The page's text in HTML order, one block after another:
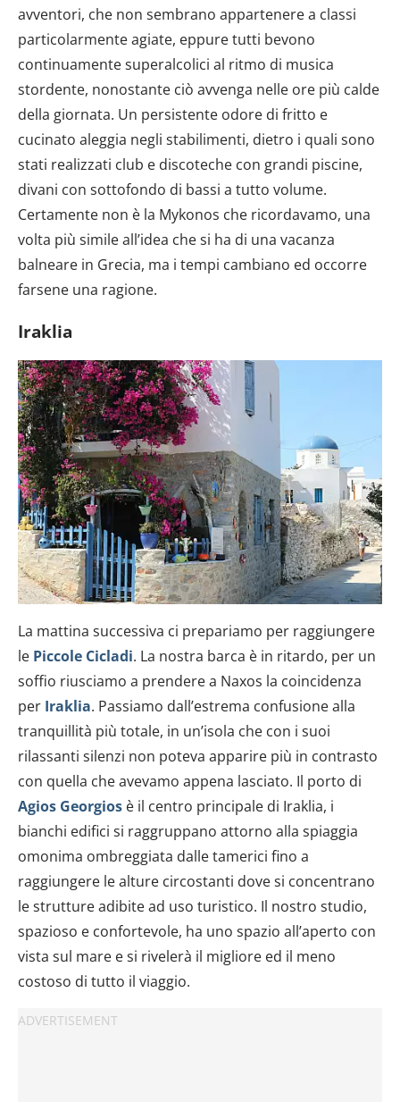
avventori, che non sembrano appartenere a classi
particolarmente agiate, eppure tutti bevono
continuamente superalcolici al ritmo di musica
stordente, nonostante ciò avvenga nelle ore più calde
della giornata. Un persistente odore di fritto e
cucinato aleggia negli stabilimenti, dietro i quali sono
stati realizzati club e discoteche con grandi piscine,
divani con sottofondo di bassi a tutto volume.
Certamente non è la Mykonos che ricordavamo, una
volta più simile all’idea che si ha di una vacanza
balneare in Grecia, ma i tempi cambiano ed occorre
farsene una ragione.
Iraklia
La mattina successiva ci prepariamo per raggiungere
le Piccole Cicladi. La nostra barca è in ritardo, per un
soffio riusciamo a prendere a Naxos la coincidenza
per Iraklia. Passiamo dall’estrema confusione alla
tranquillità più totale, in un’isola che con i suoi
rilassanti silenzi non poteva apparire più in contrasto
con quella che avevamo appena lasciato. Il porto di
Agios Georgios è il centro principale di Iraklia, i
bianchi edifici si raggruppano attorno alla spiaggia
omonima ombreggiata dalle tamerici fino a
raggiungere le alture circostanti dove si concentrano
le strutture adibite ad uso turistico. Il nostro studio,
spazioso e confortevole, ha uno spazio all’aperto con
vista sul mare e si rivelerà il migliore ed il meno
costoso di tutto il viaggio.